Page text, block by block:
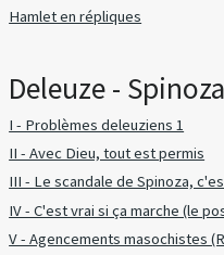
Hamlet en répliques
Deleuze -
I - Problèmes deleuziens 1
II - Avec Dieu, tout est permis
III - Le scandale de Spinoza,
IV - C'est vrai si ça marche (le
V - Agencements masochistes